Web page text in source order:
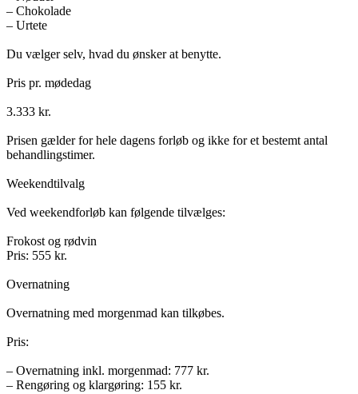
– Chokolade
– Urtete
Du vælger selv, hvad du ønsker at benytte.
Pris pr. mødedag
3.333 kr.
Prisen gælder for hele dagens forløb og ikke for et bestemt antal
behandlingstimer.
Weekendtilvalg
Ved weekendforløb kan følgende tilvælges:
Frokost og rødvin
Pris: 555 kr.
Overnatning
Overnatning med morgenmad kan tilkøbes.
Pris:
– Overnatning inkl. morgenmad: 777 kr.
– Rengøring og klargøring: 155 kr.